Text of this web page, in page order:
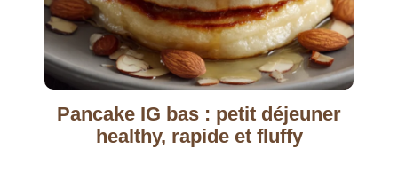
Pancake IG bas : petit déjeuner
healthy, rapide et fluffy